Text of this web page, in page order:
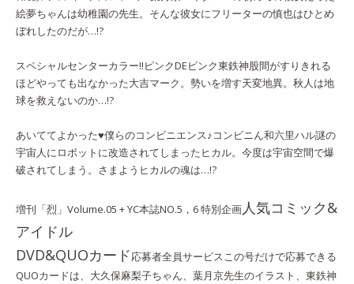
絵夢ちゃんは幼稚園の先生。そんな彼女にフリーターの慎也はひとめ
ぼれしたのだが…!?
スペシャルセンターカラー!!ピンクDEピンク東鉄神股間がすりきれる
ほどやっても出なかった大吉マーク。勢いを増す天変地異。秋人は地
球を救えないのか…!?
あいててよかった♥僕らのコンビニエンス♪コンビニん和六里ハル謎の
宇宙人にロボットに改造されてしまったヒカル。今度は宇宙空間で爆
破されてしまう。さまようヒカルの魂は…!?
増刊「烈」Volume.05 + YC本誌NO.5，6 特別企画人気コミック&
アイドル
DVD&QUOカード応募者全員サービスこの号だけで応募できる
QUOカードは、大久保麻梨子ちゃん、葉月京先生のイラスト、東鉄神